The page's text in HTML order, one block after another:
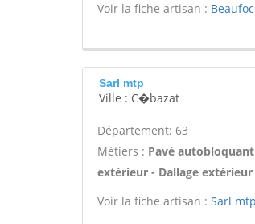
Voir la fiche artisan :
Sarl mtp
Ville : C�bazat
Département: 63
Métiers : Pavé
extérieur - Dallage extérieur
Voir la fiche artisan : Sarl mtp